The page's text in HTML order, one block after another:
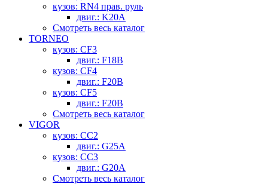
кузов: RN4 прав. руль
двиг.: K20A
Смотреть весь каталог
TORNEO
кузов: CF3
двиг.: F18B
кузов: CF4
двиг.: F20B
кузов: CF5
двиг.: F20B
Смотреть весь каталог
VIGOR
кузов: CC2
двиг.: G25A
кузов: CC3
двиг.: G20A
Смотреть весь каталог